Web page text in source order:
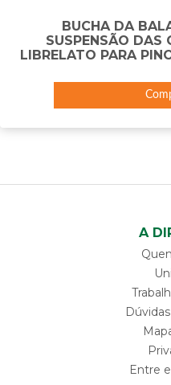
BUCHA DA
SUSPENSÃO DAS
LIBRELATO PARA
A
Entre